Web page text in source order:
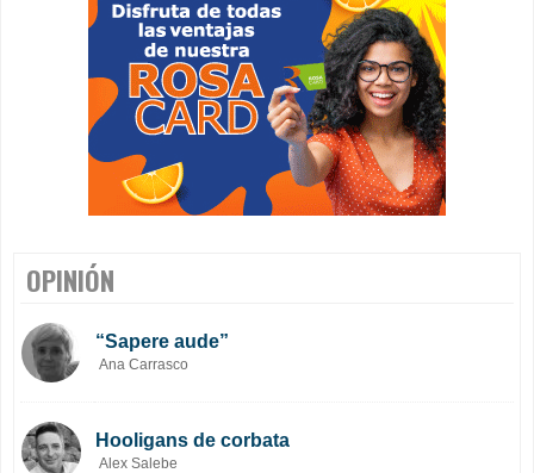
OPINIÓN
“Sapere aude”
Ana Carrasco
Hooligans de corbata
Alex Salebe